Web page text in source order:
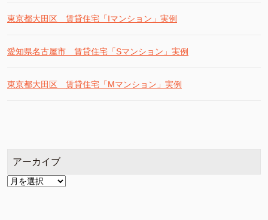
東京都大田区 賃貸住宅「Iマンション」実例
愛知県名古屋市 賃貸住宅「Sマンション」実例
東京都大田区 賃貸住宅「Mマンション」実例
アーカイブ
ア